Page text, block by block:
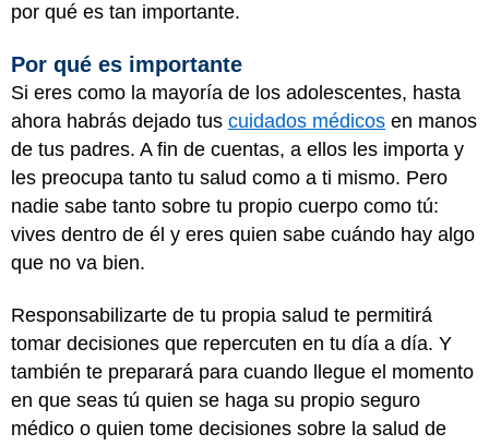
por qué es tan importante.
Por qué es importante
Si eres como la mayoría de los adolescentes, hasta
ahora habrás dejado tus cuidados médicos en manos
de tus padres. A fin de cuentas, a ellos les importa y
les preocupa tanto tu salud como a ti mismo. Pero
nadie sabe tanto sobre tu propio cuerpo como tú:
vives dentro de él y eres quien sabe cuándo hay algo
que no va bien.
Responsabilizarte de tu propia salud te permitirá
tomar decisiones que repercuten en tu día a día. Y
también te preparará para cuando llegue el momento
en que seas tú quien se haga su propio seguro
médico o quien tome decisiones sobre la salud de